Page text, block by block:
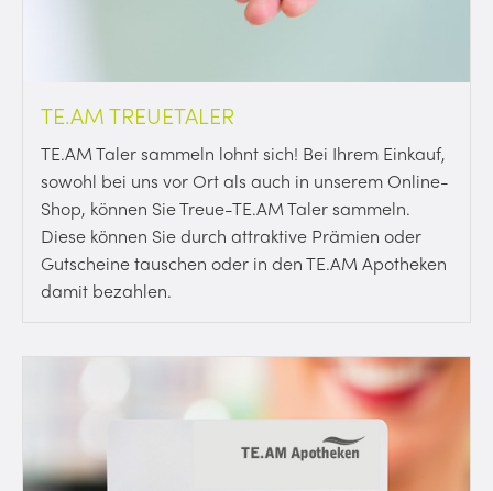
TE.AM TREUETALER
TE.AM Taler sammeln lohnt sich! Bei Ihrem Einkauf,
sowohl bei uns vor Ort als auch in unserem Online-
Shop, können Sie Treue-TE.AM Taler sammeln.
Diese können Sie durch attraktive Prämien oder
Gutscheine tauschen oder in den TE.AM Apotheken
damit bezahlen.